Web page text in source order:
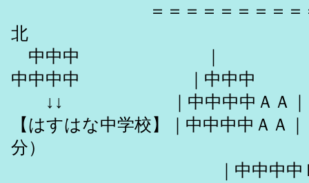
＝＝＝＝＝＝＝＝
北
中中
中中中中
↓↓ ｜中中中中ＡＡ｜ Ａ
【はすはな中学校】｜中中
分）
｜中中中中ＢＢ